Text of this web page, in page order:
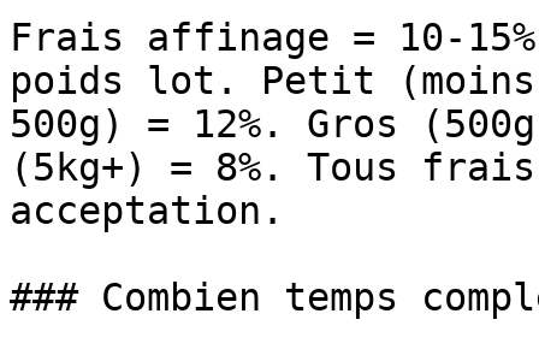
Frais affinage = 10-
poids lot. Petit (moins
500g) = 12%. Gros
(5kg+) = 8%. Tous
acceptation.
### Combien temps